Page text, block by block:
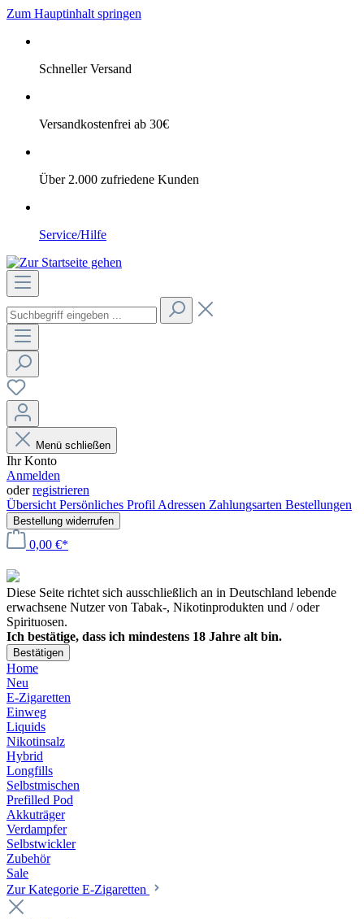
Zum Hauptinhalt springen
Schneller Versand
Versandkostenfrei ab 30€
Über 2.000 zufriedene Kunden
Service/Hilfe
Menü schließen
Ihr Konto
Anmelden
oderregistrieren
Übersicht Persönliches Profil Adressen Zahlungsarten Bestellungen
Bestellung widerrufen
0,00 €*
Diese Seite richtet sich ausschließlich an in Deutschland lebende
erwachsene Nutzer von Tabak-, Nikotinprodukten und / oder
Spirituosen.
Ich bestätige, dass ich mindestens 18 Jahre alt bin.
Bestätigen
Home
Neu
E-Zigaretten
Einweg
Liquids
Nikotinsalz
Hybrid
Longfills
Selbstmischen
Prefilled Pod
Akkuträger
Verdampfer
Selbstwickler
Zubehör
Sale
Zur Kategorie E-Zigaretten